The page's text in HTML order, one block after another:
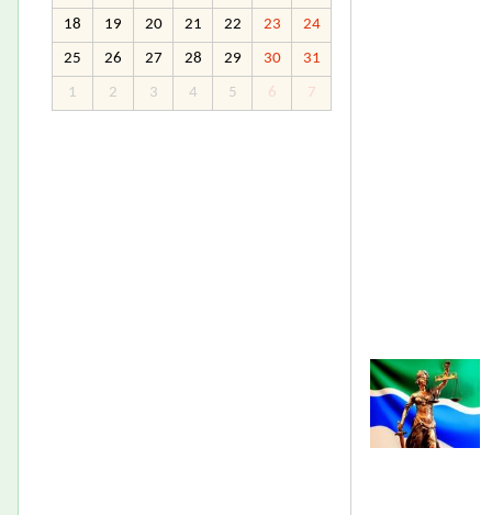
18 19 20 21 22 23 24
25 26 27 28 29 30 31
1 2 3 4 5 6 7